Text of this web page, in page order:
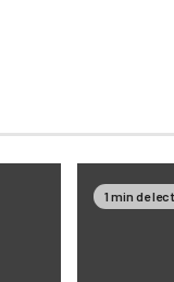
1 min de